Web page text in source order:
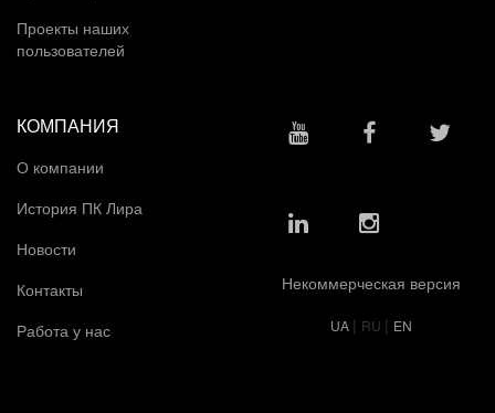
Проекты наших
пользователей
КОМПАНИЯ
О компании
История ПК Лира
Новости
Контакты
Работа у нас
Некоммерческая версия
UA | RU | EN